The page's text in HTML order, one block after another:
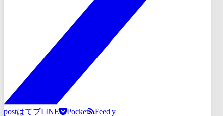
postはてブLINE Pocket Feedly